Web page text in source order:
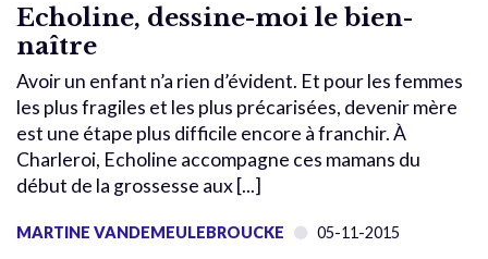
Echoline, dessine-moi le bien-
naître
Avoir un enfant n’a rien d’évident. Et pour les femmes
les plus fragiles et les plus précarisées, devenir mère
est une étape plus difficile encore à franchir. À
Charleroi, Echoline accompagne ces mamans du
début de la grossesse aux [...]
MARTINE VANDEMEULEBROUCKE 05-11-2015